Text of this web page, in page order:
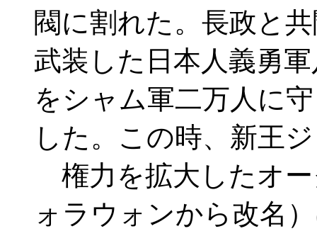
閥に割れた。長政と
武装した日本人義勇
をシャム軍二万人に
した。この時、新王
権力を拡大したオ
ォラウォンから改名